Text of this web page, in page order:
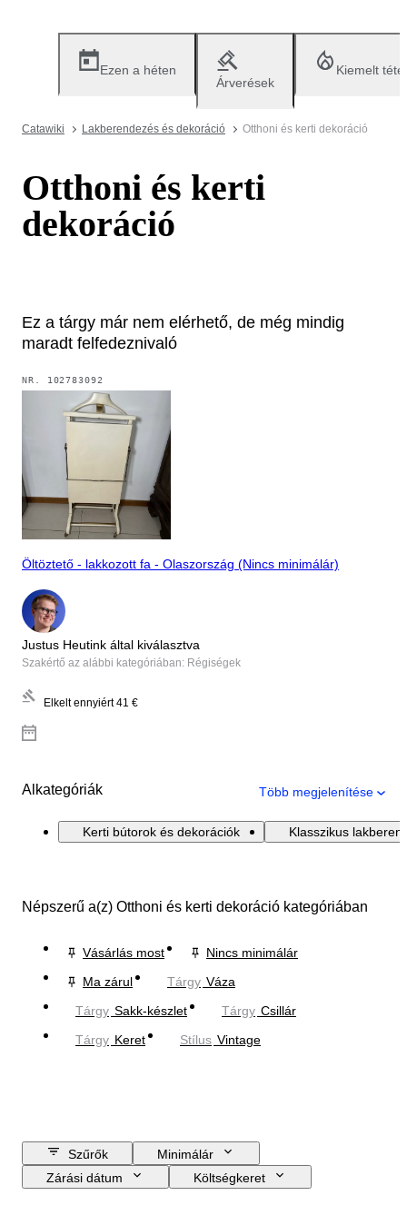
Ezen a héten
Árverések
Kiemelt
Catawiki Lakberendezés és dekoráció Otthoni és kerti dekoráció
Otthoni és kerti
dekoráció
Ez a tárgy már nem elérhető, de még mindig
maradt felfedeznivaló
NR. 102783092
Öltöztető - lakkozott fa - Olaszország (Nincs minimálár)
Justus Heutink által kiválasztva
Szakértő az alábbi kategóriában: Régiségek
Elkelt ennyiért 41 €
Alkategóriák Több megjelenítése
Kerti bútorok és dekorációk Klasszikus
Népszerű a(z) Otthoni és kerti dekoráció kategóriában
Vásárlás most
Nincs minimálár
Ma zárul
Tárgy Váza
Tárgy Sakk-készlet Tárgy Csillár
Tárgy Keret Stílus Vintage
Szűrők
Minimálár
Zárási dátum
Költségkeret